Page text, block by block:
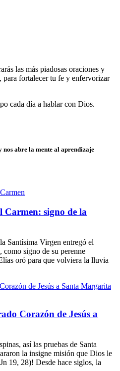
las más piadosas oraciones y
para fortalecer tu fe y enfervorizar
cada día a hablar con Dios.
nos abre la mente al aprendizaje
Carmen: signo de la
Santísima Virgen entregó el
signo de su perenne
oró para que volviera la lluvia
Corazón de Jesús a
así las pruebas de Santa
la insigne misión que Dios le
19, 28)! Desde hace siglos, la